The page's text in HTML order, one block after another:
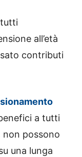
tutti
all’età
contributi
a tutti
possono
una lunga